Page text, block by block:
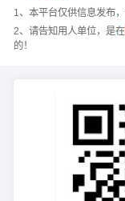
1、本平台仅供信息发布
2、请告知用人单位，是在
的！